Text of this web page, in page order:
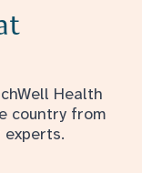
Health
country from